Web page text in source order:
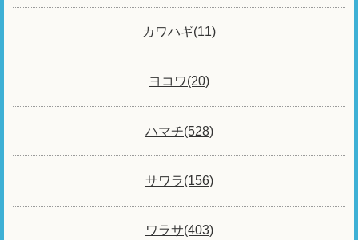
カワハギ(11)
ヨコワ(20)
ハマチ(528)
サワラ(156)
ワラサ(403)